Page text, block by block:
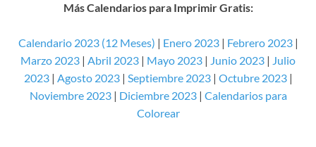
Más Calendarios para Imprimir Gratis:
Calendario 2023 (12 Meses) | Enero 2023| Febrero 2023|
Marzo 2023 | Abril 2023 | Mayo 2023 | Junio 2023 | Julio
2023| Agosto 2023| Septiembre 2023| Octubre 2023|
Noviembre 2023| Diciembre 2023| Calendarios para
Colorear